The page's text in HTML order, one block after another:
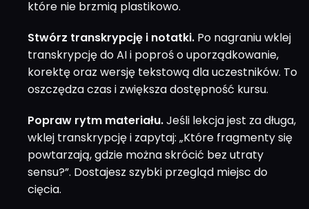
które nie brzmią plastikowo.
Stwórz transkrypcję i notatki. Po nagraniu wklej
transkrypcję do AI i poproś o uporządkowanie,
korektę oraz wersję tekstową dla uczestników. To
oszczędza czas i zwiększa dostępność kursu.
Popraw rytm materiału.Jeśli lekcja jest za długa,
wklej transkrypcję i zapytaj: „Które fragmenty się
powtarzają, gdzie można skrócić bez utraty
sensu?”. Dostajesz szybki przegląd miejsc do
cięcia.